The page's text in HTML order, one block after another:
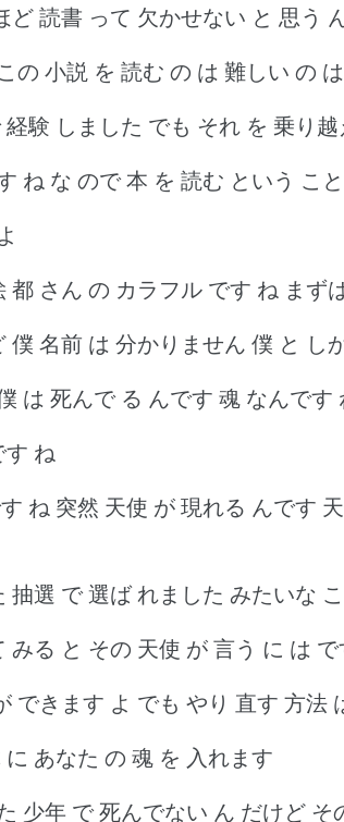
ど 読書 って 欠かせない と 思う
の 小説 を 読む の は 難しい の
験 しました でも それ を 乗り
ね な ので 本 を 読む という こ
都 さん の カラフル です ね まず
僕 名前 は 分かりません 僕 と し
は 死んで る んです 魂 なんです
す ね
ね 突然 天使 が 現れる んです
抽選 で 選ば れました みたいな
みる と その 天使 が 言う に は
できます よ でも やり 直す 方法
あなた の 魂 を 入れます
少年 で 死んでない ん だけど そ